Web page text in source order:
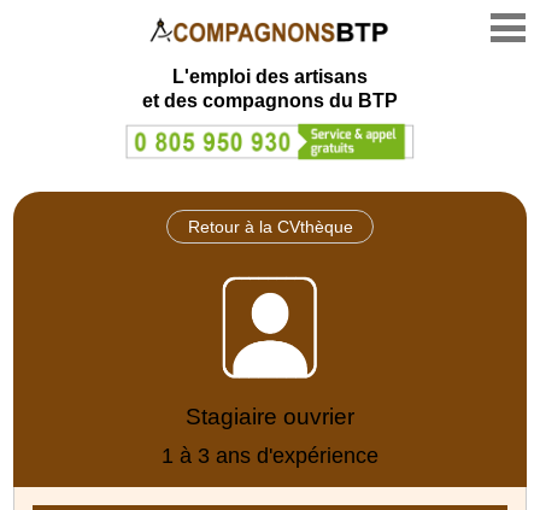
L'emploi des artisans
et des compagnons du BTP
Retour à la CVthèque
Stagiaire ouvrier
1 à 3 ans d'expérience